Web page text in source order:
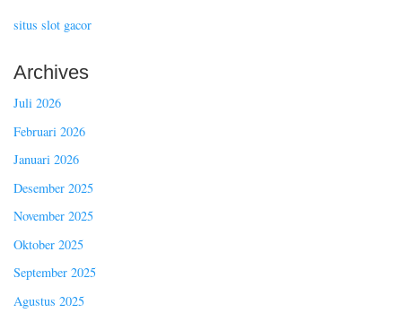
situs slot gacor
Archives
Juli 2026
Februari 2026
Januari 2026
Desember 2025
November 2025
Oktober 2025
September 2025
Agustus 2025